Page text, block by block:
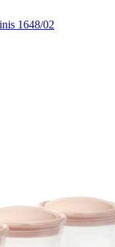
1648/02